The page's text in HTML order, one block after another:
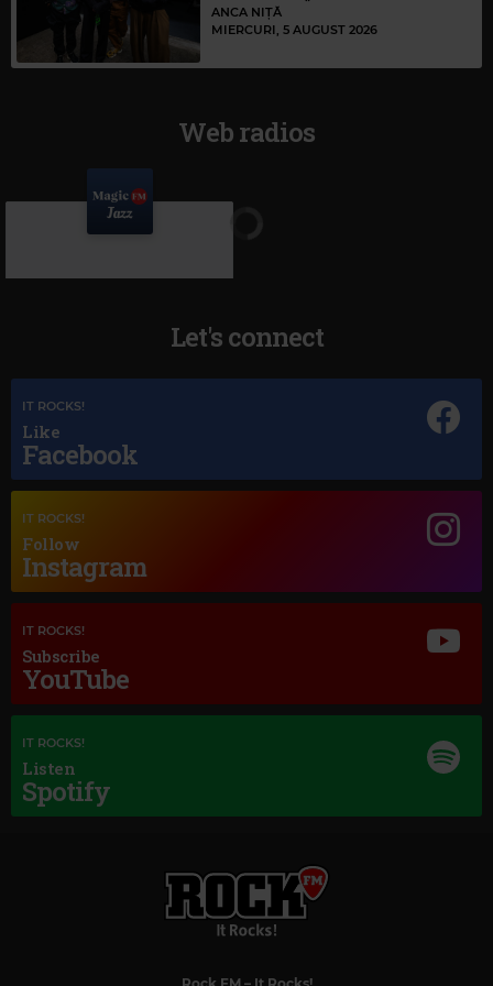
ANCA NIȚĂ
MIERCURI, 5 AUGUST 2026
Web radios
Magic Jazz
SADE–HANG ON TO YOUR LOVE
Let's connect
IT ROCKS!
Like
Facebook
IT ROCKS!
Follow
Instagram
IT ROCKS!
Subscribe
YouTube
IT ROCKS!
Listen
Spotify